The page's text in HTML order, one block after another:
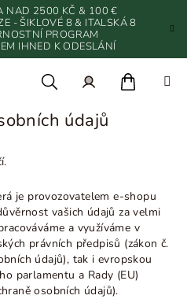
NAD 2500 KČ & 100 €
- ŠIKLOVÉ 8 & ITALSKÁ 8
PROGRAM
IHNED K ODESLÁNÍ
údajů
je provozovatelem e-shopu
vašich údajů za velmi
a využíváme v
právních předpisů (zákon č.
údajů), tak i evropskou
parlamentu a Rady (EU)
osobních údajů).